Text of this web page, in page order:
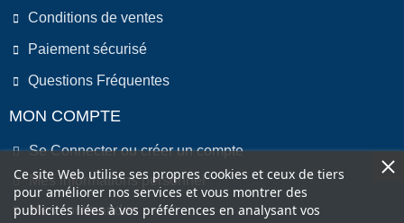
Conditions de ventes
Paiement sécurisé
Questions Fréquentes
MON COMPTE
Se Connecter ou créer un compte
Mes informations personnel
Mes commandes
Ce site Web utilise ses propres cookies et ceux de tiers
pour améliorer nos services et vous montrer des
publicités liées à vos préférences en analysant vos